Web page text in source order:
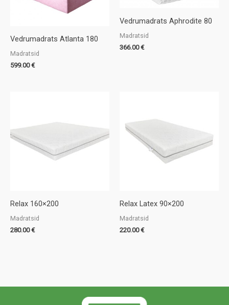
Vedrumadrats Atlanta 180
Madratsid
599.00€
Vedrumadrats Aphrodite 80
Madratsid
366.00€
Relax 160×200
Madratsid
280.00€
Relax Latex 90×200
Madratsid
220.00€